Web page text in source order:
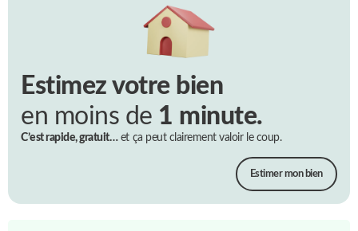
Estimez votre bien
en moins de 1 minute.
C’est rapide, gratuit…et ça peut clairement valoir le coup.
Estimer mon bien